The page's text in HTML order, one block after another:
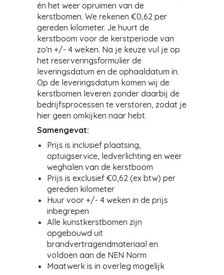
én het weer opruimen van de
kerstbomen. We rekenen €0,62 per
gereden kilometer. Je huurt de
kerstboom voor de kerstperiode van
zo'n +/- 4 weken. Na je keuze vul je op
het reserveringsformulier de
leveringsdatum en de ophaaldatum in.
Op de leveringsdatum komen wij de
kerstbomen leveren zonder daarbij de
bedrijfsprocessen te verstoren, zodat je
hier geen omkijken naar hebt.
Samengevat:
Prijs is inclusief plaatsing,
optuigservice, ledverlichting en weer
weghalen van de kerstboom
Prijs is exclusief €0,62 (ex btw) per
gereden kilometer
Huur voor +/- 4 weken in de prijs
inbegrepen
Alle kunstkerstbomen zijn
opgebouwd uit
brandvertragendmateriaal en
voldoen aan de NEN Norm
Maatwerk is in overleg mogelijk